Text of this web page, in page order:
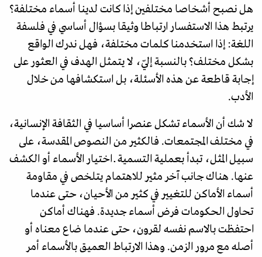
هل نصبح أشخاصا مختلفين إذا كانت لدينا أسماء مختلفة؟
يرتبط هذا الاستفسار ارتباطا وثيقا بسؤال أساسي في فلسفة
اللغة: إذا استخدمنا كلمات مختلفة، فهل ندرك الواقع
بشكل مختلف؟ بالنسبة إليّ، لا يتمثل الهدف في العثور على
إجابة قاطعة عن هذه الأسئلة، بل استكشافها من خلال
الأدب.
لا شك أن الأسماء تشكل عنصرا أساسيا في الثقافة الإنسانية،
في مختلف المجتمعات. فالكثير من النصوص المقدسة، على
سبيل المثل، تبدأ بعملية التسمية ــ اختيار الأسماء أو الكشف
عنها. هناك جانب آخر مثير للاهتمام يتلخص في مقاومة
أسماء الأماكن للتغيير في كثير من الأحيان، حتى عندما
تحاول الحكومات فرض أسماء جديدة. فهناك أماكن
احتفظت بالاسم نفسه لقرون، حتى عندما ضاع معناه أو
أصله مع مرور الزمن. وهذا الارتباط العميق بالأسماء أمر